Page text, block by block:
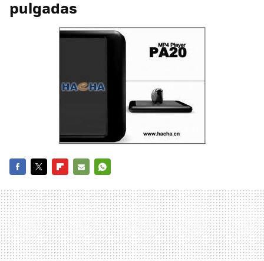
pulgadas
MAIL